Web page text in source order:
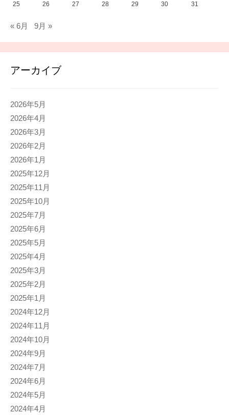
25
26 27 28 29 30 31
« 6月 9月 »
アーカイブ
2026年5月
2026年4月
2026年3月
2026年2月
2026年1月
2025年12月
2025年11月
2025年10月
2025年7月
2025年6月
2025年5月
2025年4月
2025年3月
2025年2月
2025年1月
2024年12月
2024年11月
2024年10月
2024年9月
2024年7月
2024年6月
2024年5月
2024年4月